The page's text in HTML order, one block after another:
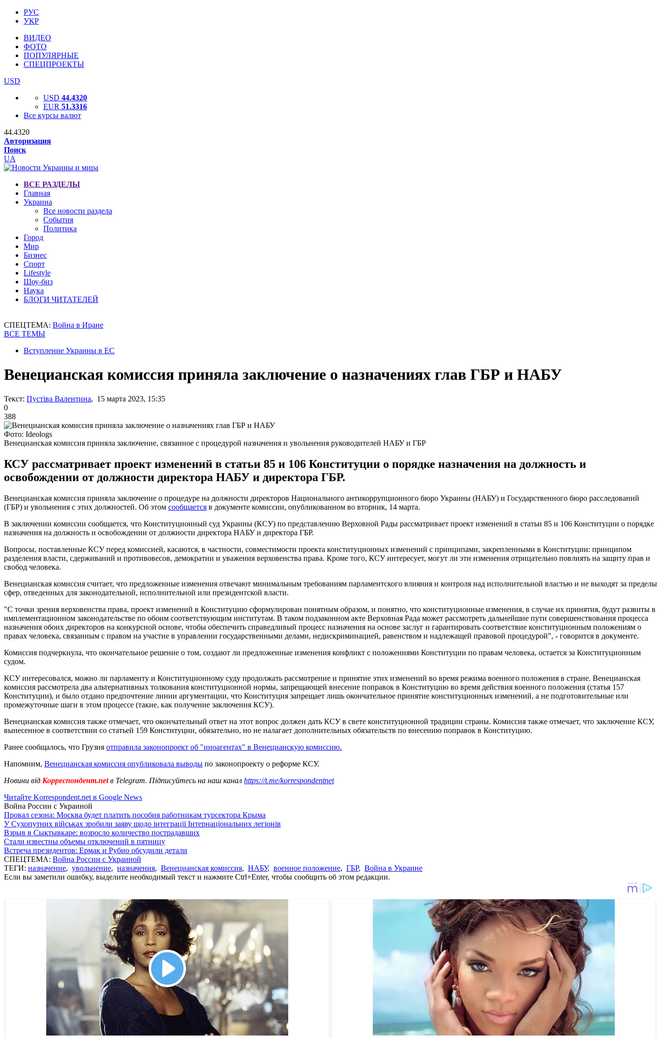
РУС
УКР
ВИДЕО
ФОТО
ПОПУЛЯРНЫЕ
СПЕЦПРОЕКТЫ
USD
USD 44.4320
EUR 51.3316
Все курсы валют
44.4320
Авторизация
Поиск
UA
ВСЕ РАЗДЕЛЫ
Главная
Украина
Все новости раздела
События
Политика
Город
Мир
Бизнес
Спорт
Lifestyle
Шоу-биз
Наука
БЛОГИ ЧИТАТЕЛЕЙ
СПЕЦТЕМА: Война в Иране
ВСЕ ТЕМЫ
Вступление Украины в ЕС
Венецианская комиссия приняла заключение о назначениях глав ГБР и НАБУ
Текст: Пустіва Валентина, 15 марта 2023, 15:35
0
388
Фото: Ideologs
Венецианская комиссия приняла заключение, связанное с процедурой назначения и увольнения руководителей НАБУ и ГБР
КСУ рассматривает проект изменений в статьи 85 и 106 Конституции о порядке назначения на должность и
освобождении от должности директора НАБУ и директора ГБР.
Венецианская комиссия приняла заключение о процедуре на должности директоров Национального антикоррупционного бюро Украины (НАБУ) и Государственного бюро расследований
(ГБР) и увольнения с этих должностей. Об этом сообщается в документе комиссии, опубликованном во вторник, 14 марта.
В заключении комиссии сообщается, что Конституционный суд Украины (КСУ) по представлению Верховной Рады рассматривает проект изменений в статьи 85 и 106 Конституции о порядке
назначения на должность и освобождении от должности директора НАБУ и директора ГБР.
Вопросы, поставленные КСУ перед комиссией, касаются, в частности, совместимости проекта конституционных изменений с принципами, закрепленными в Конституции: принципом
разделения власти, сдерживаний и противовесов, демократии и уважения верховенства права. Кроме того, КСУ интересует, могут ли эти изменения отрицательно повлиять на защиту прав и
свобод человека.
Венецианская комиссия считает, что предложенные изменения отвечают минимальным требованиям парламентского влияния и контроля над исполнительной властью и не выходят за пределы
сфер, отведенных для законодательной, исполнительной или президентской власти.
"С точки зрения верховенства права, проект изменений в Конституцию сформулирован понятным образом, и понятно, что конституционные изменения, в случае их принятия, будут развиты в
имплементационном законодательстве по обоим соответствующим институтам. В таком подзаконном акте Верховная Рада может рассмотреть дальнейшие пути совершенствования процесса
назначения обоих директоров на конкурсной основе, чтобы обеспечить справедливый процесс назначения на основе заслуг и гарантировать соответствие конституционным положениям о
правах человека, связанным с правом на участие в управлении государственными делами, недискриминацией, равенством и надлежащей правовой процедурой", - говорится в документе.
Комиссия подчеркнула, что окончательное решение о том, создают ли предложенные изменения конфликт с положениями Конституции по правам человека, остается за Конституционным
судом.
КСУ интересовался, можно ли парламенту и Конституционному суду продолжать рассмотрение и принятие этих изменений во время режима военного положения в стране. Венецианская
комиссия рассмотрела два альтернативных толкования конституционной нормы, запрещающей внесение поправок в Конституцию во время действия военного положения (статья 157
Конституции), и было отдано предпочтение линии аргументации, что Конституция запрещает лишь окончательное принятие конституционных изменений, а не подготовительные или
промежуточные шаги в этом процессе (такие, как получение заключения КСУ).
Венецианская комиссия также отмечает, что окончательный ответ на этот вопрос должен дать КСУ в свете конституционной традиции страны. Комиссия также отмечает, что заключение КСУ,
вынесенное в соответствии со статьей 159 Конституции, обязательно, но не налагает дополнительных обязательств по внесению поправок в Конституцию.
Ранее сообщалось, что Грузия отправила законопроект об "иноагентах" в Венецианскую комиссию.
Напомним, Венецианская комиссия опубликовала выводы по законопроекту о реформе КСУ.
Новини від Корреспондент.netв Telegram. Підписуйтесь на наш канал https://t.me/korrespondentnet
Читайте Korrespondent.net в Google News
Война России с Украиной
Провал сезона: Москва будет платить пособия работникам турсектора Крыма
У Сухопутних військах зробили заяву щодо інтеграції Інтернаціональних легіонів
Взрыв в Сыктывкаре: возросло количество пострадавших
Стали известны объемы отключений в пятницу
Встреча президентов: Ермак и Рубио обсудили детали
СПЕЦТЕМА: Война России с Украиной
ТЕГИ: назначение, увольнение, назначения, Венецианская комиссия, НАБУ, военное положение, ГБР, Война в Украине
Если вы заметили ошибку, выделите необходимый текст и нажмите Ctrl+Enter, чтобы сообщить об этом редакции.